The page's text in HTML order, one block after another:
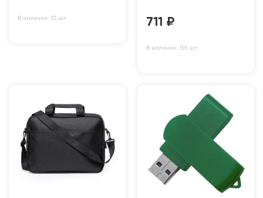
В наличии: 33 шт 711 ₽
В наличии: 155 шт